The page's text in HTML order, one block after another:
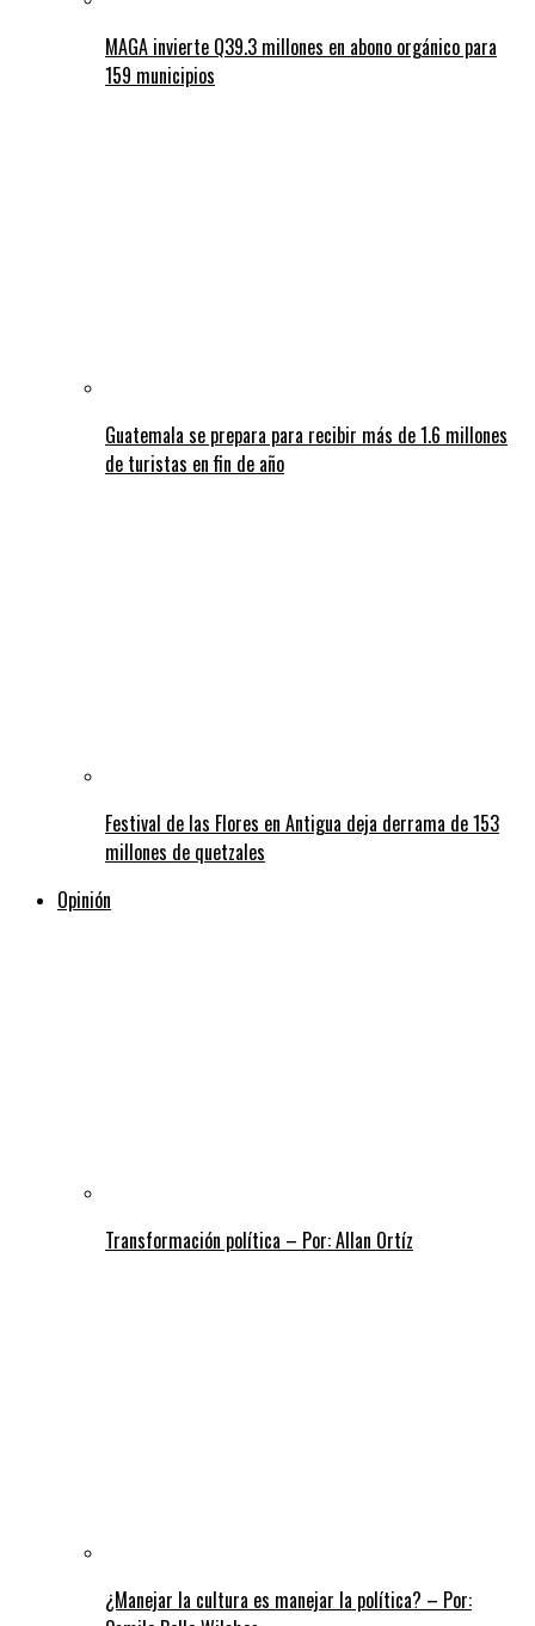
MAGA invierte Q39.3 millones en abono orgánico para
159 municipios
Guatemala se prepara para recibir más de 1.6 millones
de turistas en fin de año
Festival de las Flores en Antigua deja derrama de 153
millones de quetzales
Opinión
Transformación política – Por: Allan Ortíz
¿Manejar la cultura es manejar la política? – Por: